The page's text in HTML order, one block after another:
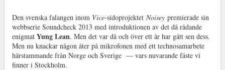
Den svenska falangen inom Vice-sidoprojektet Noiseypremierade sin
webbserie Soundcheck 2013 med introduktionen av det då rådande
enigmat Yung Lean. Men det var då och över ett år har gått sen dess.
Men nu knackar någon åter på mikrofonen med ett technosamarbete
härstammande från Norge och Sverige — vars nuvarande fäste vi
finner i Stockholm.